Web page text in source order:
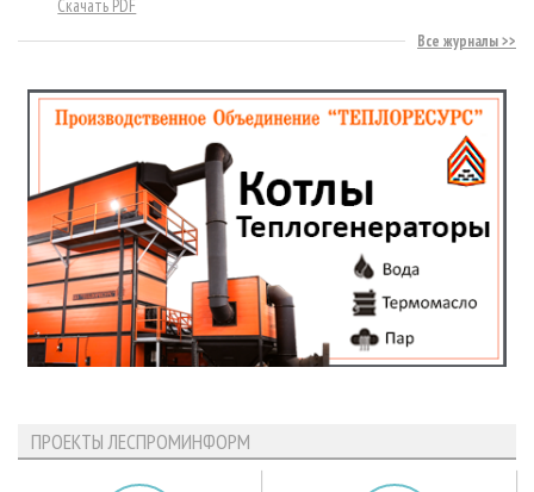
Скачать PDF
Все журналы
ПРОЕКТЫ ЛЕСПРОМИНФОРМ